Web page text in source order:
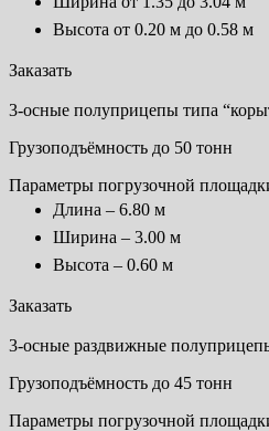
Высота от 0.20 м до 0.58 м
Заказать
3-осные полуприцепы типа
Грузоподъёмность до 50 тонн
Параметры погрузочной
Длина – 6.80 м
Ширина – 3.00 м
Высота – 0.60 м
Заказать
3-осные раздвижные
Грузоподъёмность до 45 тонн
Параметры погрузочной